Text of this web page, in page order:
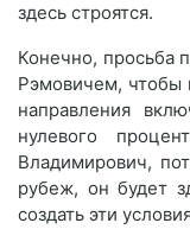
здесь строятся.
Конечно, просьба
Рэмовичем, чтобы
направления
нулевого
Владимирович,
рубеж, он будет
создать эти